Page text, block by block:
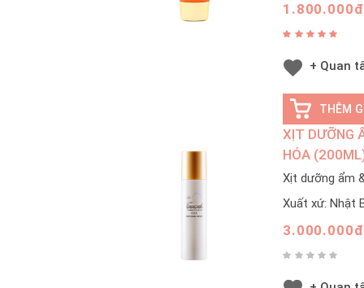
1.800.000đ
+ Quan
THÊM
XỊT DƯỠNG
HÓA
Xịt dưỡng ẩm
Xuất xứ: Nhật
3.000.000đ